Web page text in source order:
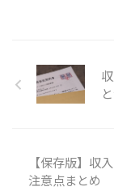
【保存版】収
注意点まとめ